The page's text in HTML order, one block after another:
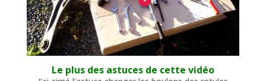
Le plus des astuces de cette vidéo